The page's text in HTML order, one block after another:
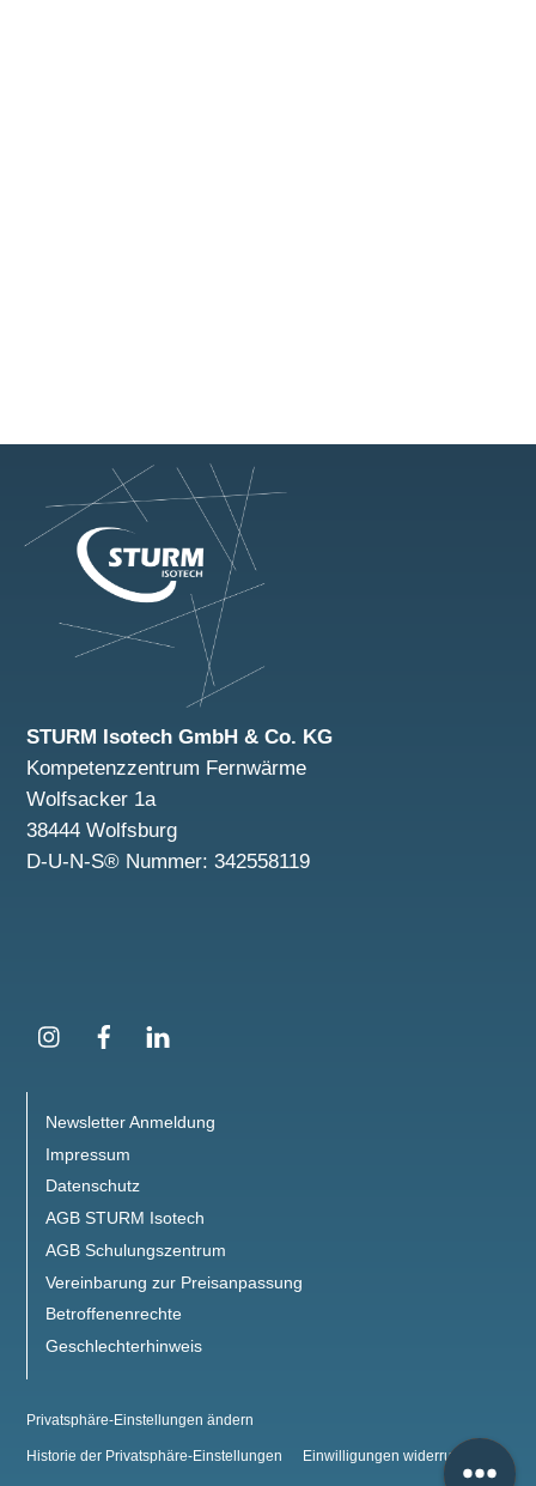
STURM Isotech GmbH & Co. KG
Kompetenzzentrum Fernwärme
Wolfsacker 1a
38444 Wolfsburg
D-U-N-S® Nummer: 342558119
InstagramFacebook
Newsletter Anmeldung
Impressum
Datenschutz
AGB STURM Isotech
AGB Schulungszentrum
Vereinbarung zur Preisanpassung
Betroffenenrechte
Geschlechterhinweis
Privatsphäre-Einstellungen ändern
Historie der Privatsphäre-Einstellungen Einwilligungen widerrufen